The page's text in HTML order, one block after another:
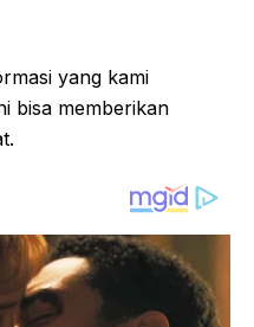
yang kami
bisa memberikan